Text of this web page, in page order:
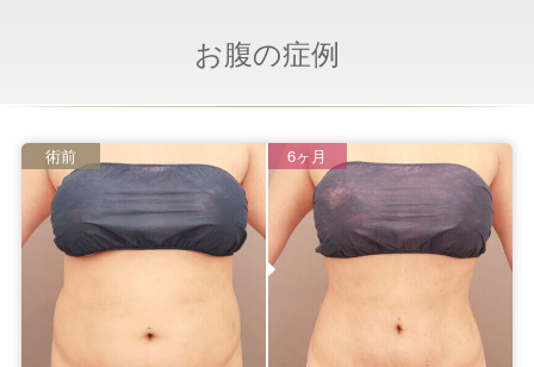
お腹の症例
術前 6ヶ月